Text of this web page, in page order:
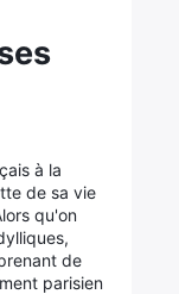
à la
de sa vie
qu'on
de
parisien